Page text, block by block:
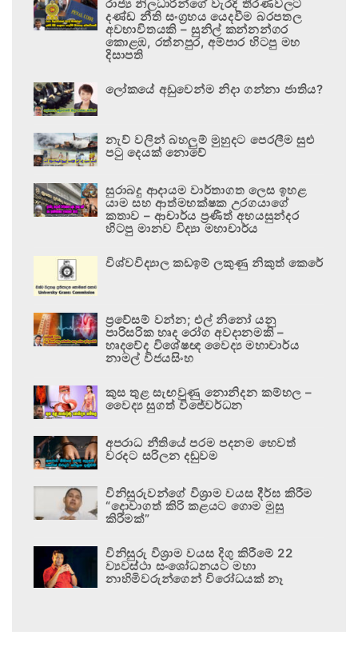
රාජ්‍ය නිලධාරීන්ගේ වැරදි තීරණවලට
දණ්ඩ නීති සංග්‍රහය යෙදවීම බරපතල
අවභාවිතයකි – සුනිල් කන්නන්ගර
කොළඹ, රත්නපුර, අම්පාර හිටපු මහ
දිසාපති
ලෝකයේ අඩුවෙන්ම නිදා ගන්නා ජාතිය?
නැව් වලින් බහලුම් මුහුදට පෙරලීම සුළු
පටු දෙයක් නොවේ
සුරාබදු ආදායම වාර්තාගත ලෙස ඉහළ
යාම සහ ආත්මභක්ෂක උරගයාගේ
කතාව – ආචාර්ය ප්‍රණීත් අභයසුන්දර
හිටපු මානව විද්‍යා මහාචාර්ය
විශ්වවිද්‍යාල කඩඉම් ලකුණු නිකුත් කෙරේ
ප්‍රවේසම් වන්න; එල් නිනෝ යනු
පාරිසරික හෘද රෝග අවදානමකි –
හෘදවේද විශේෂඥ වෛද්‍ය මහාචාර්ය
නාමල් විජයසිංහ
කුස තුළ සැඟවුණු නොනිදන කම්හල –
වෛද්‍ය සුගත් විජේවර්ධන
අපරාධ නීතියේ පරම පදනම හෙවත්
වරදට සරිලන දඬුවම
විනිසුරුවන්ගේ විශ්‍රාම වයස දීර්ඝ කිරීම
“දොවාගත් කිරි කළයට ගොම මුසු
කිරීමක්”
විනිසුරු විශ්‍රාම වයස දිගු කිරීමේ 22
ව්‍යවස්ථා සංශෝධනයට මහා
නාහිමිවරුන්ගෙන් විරෝධයක් නෑ